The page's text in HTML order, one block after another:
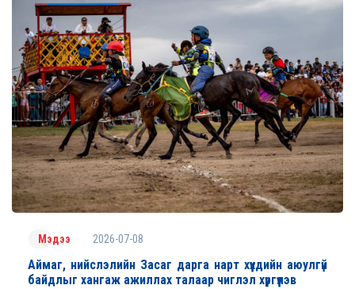
Мэдээ 2026-07-08
Аймаг, нийслэлийн Засаг дарга нарт хүүхдийн аюулгүй
байдлыг хангаж ажиллах талаар чиглэл хүргүүлэв